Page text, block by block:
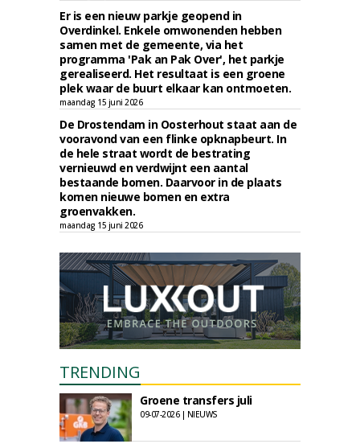
Er is een nieuw parkje geopend in
Overdinkel. Enkele omwonenden hebben
samen met de gemeente, via het
programma 'Pak an Pak Over', het parkje
gerealiseerd. Het resultaat is een groene
plek waar de buurt elkaar kan ontmoeten.
maandag 15 juni 2026
De Drostendam in Oosterhout staat aan de
vooravond van een flinke opknapbeurt. In
de hele straat wordt de bestrating
vernieuwd en verdwijnt een aantal
bestaande bomen. Daarvoor in de plaats
komen nieuwe bomen en extra
groenvakken.
maandag 15 juni 2026
TRENDING
Groene transfers juli
09-07-2026 | NIEUWS